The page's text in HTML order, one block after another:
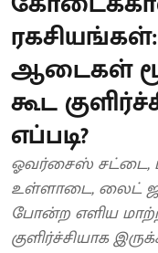
ஆடைகள்
கூட
எப்படி?
ஓவர்சைஸ் சட்டை,
உள்ளாடை, லைட்
போன்ற எளிய
குளிர்ச்சியாக